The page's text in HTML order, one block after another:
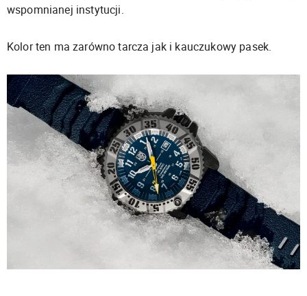
wspomnianej instytucji.
Kolor ten ma zarówno tarcza jak i kauczukowy pasek.